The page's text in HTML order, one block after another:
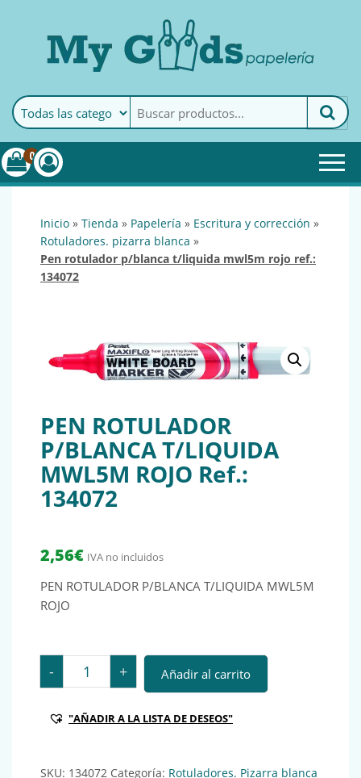
MyGoods · PapeleríaMy Goods es tu papelería
online de confianza. Podrás
encontrar todo lo necesario
0
inicio » tienda » papelería » escritura y corrección »
rotuladores. pizarra blanca »
pen rotulador p/blanca t/liquida mwl5m rojo ref.:
134072
PEN ROTULADOR
P/BLANCA T/LIQUIDA
MWL5M ROJO Ref.:
134072
2,56€ IVA no incluidos
PEN ROTULADOR P/BLANCA T/LIQUIDA MWL5M
ROJO
- PEN ROTULADOR P/BLANCA T/LIQUIDA MWL5M
+ Añadir al carrito
"AÑADIR A LA LISTA DE DESEOS"
SKU: 134072 Categoría: Rotuladores. Pizarra blanca